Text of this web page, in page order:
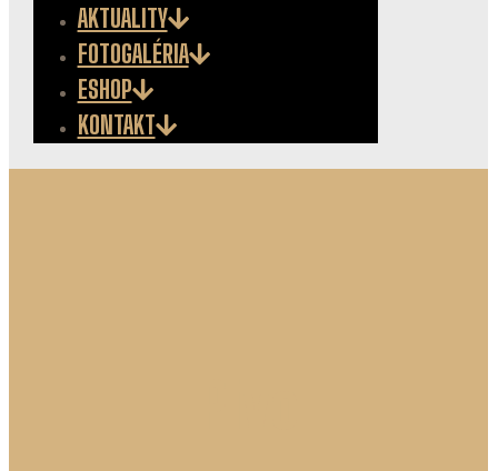
AKTUALITY
FOTOGALÉRIA
ESHOP
KONTAKT